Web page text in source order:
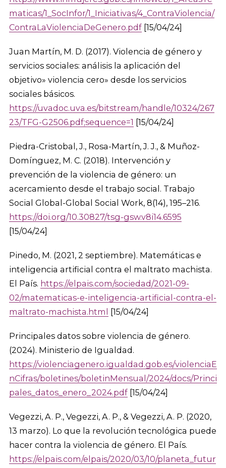
maticas/1_SocInfor/1_Iniciativas/4_ContraViolencia/
ContraLaViolenciaDeGenero.pdf [15/04/24]
Juan Martín, M. D. (2017). Violencia de género y
servicios sociales: análisis la aplicación del
objetivo» violencia cero» desde los servicios
sociales básicos.
https://uvadoc.uva.es/bitstream/handle/10324/267
23/TFG-G2506.pdf;sequence=1 [15/04/24]
Piedra-Cristobal, J., Rosa-Martín, J. J., & Muñoz-
Domínguez, M. C. (2018). Intervención y
prevención de la violencia de género: un
acercamiento desde el trabajo social. Trabajo
Social Global-Global Social Work, 8(14), 195–216.
https://doi.org/10.30827/tsg-gsw.v8i14.6595
[15/04/24]
Pinedo, M. (2021, 2 septiembre). Matemáticas e
inteligencia artificial contra el maltrato machista.
El País. https://elpais.com/sociedad/2021-09-
02/matematicas-e-inteligencia-artificial-contra-el-
maltrato-machista.html [15/04/24]
Principales datos sobre violencia de género.
(2024). Ministerio de Igualdad.
https://violenciagenero.igualdad.gob.es/violenciaE
nCifras/boletines/boletinMensual/2024/docs/Princi
pales_datos_enero_2024.pdf [15/04/24]
Vegezzi, A. P., Vegezzi, A. P., & Vegezzi, A. P. (2020,
13 marzo). Lo que la revolución tecnológica puede
hacer contra la violencia de género. El País.
https://elpais.com/elpais/2020/03/10/planeta_futur